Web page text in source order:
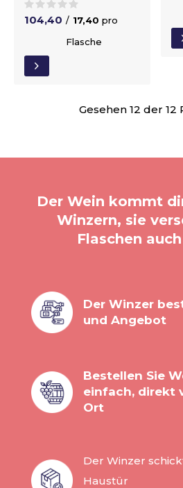
104,40 / 17,40 pro
Flasche
Gesehen 12 der
Der Wein kommt
Winzern, sie
Flaschen
Der Winzer
und Angebot
Bestellen Sie
einfach, direkt
Ort
Der Winzer
Haustür